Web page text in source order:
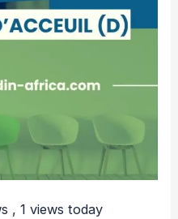
, 1 views today